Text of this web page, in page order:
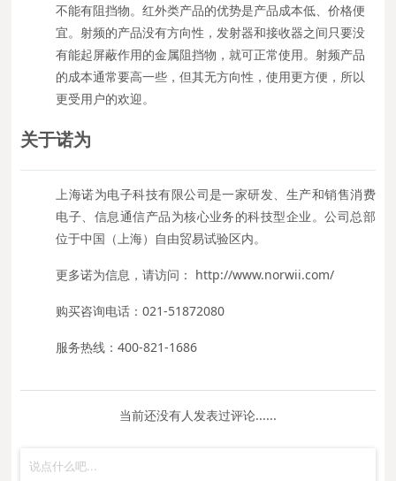
不能有阻挡物。红外类产品的优势是产品成本低、价格便
宜。射频的产品没有方向性，发射器和接收器之间只要没
有能起屏蔽作用的金属阻挡物，就可正常使用。射频产品
的成本通常要高一些，但其无方向性，使用更方便，所以
更受用户的欢迎。
关于诺为
上海诺为电子科技有限公司是一家研发、生产和销售消费
电子、信息通信产品为核心业务的科技型企业。公司总部
位于中国（上海）自由贸易试验区内。
更多诺为信息，请访问： http://www.norwii.com/
购买咨询电话：021-51872080
服务热线：400-821-1686
当前还没有人发表过评论......